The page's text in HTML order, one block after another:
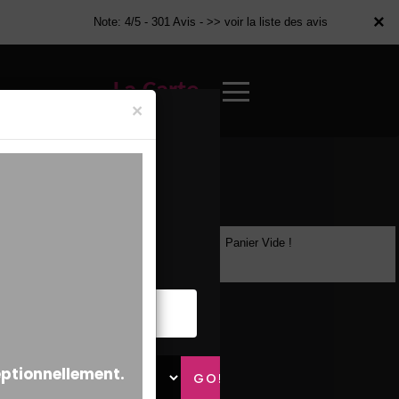
×
Note: 4/5 - 301 Avis - >> voir la liste des avis
La Carte
×
Panier Vide !
×